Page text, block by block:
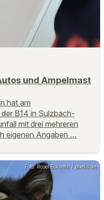
und Ampelmast
hat am
B14 in Sulzbach-
mit drei mehreren
eigenen Angaben …
Foto: Rosel Eckstein / pixelio.de